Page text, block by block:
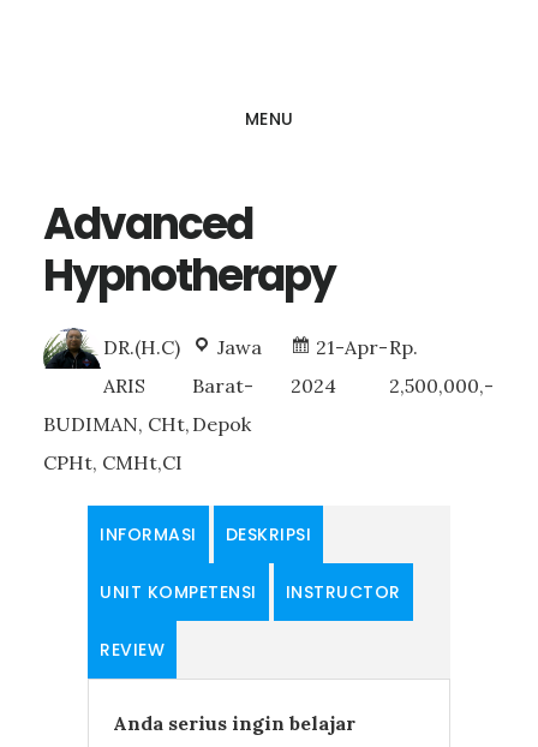
MENU
Advanced
Hypnotherapy
DR.(H.C)
ARIS
BUDIMAN, CHt,
CPHt, CMHt,CI
Jawa
Barat-
Depok
21-Apr-
2024
Rp.
2,500,000,-
INFORMASI DESKRIPSI
UNIT KOMPETENSI INSTRUCTOR
REVIEW
Anda serius ingin belajar